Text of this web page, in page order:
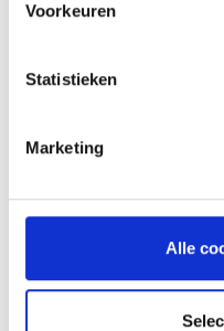
Voorkeuren
Statistieken
Marketing
Alle
ASSORTIMENT